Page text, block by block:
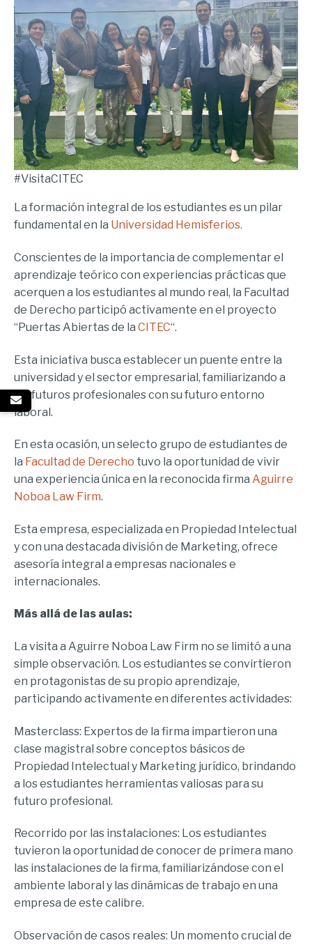
#VisitaCITEC
La formación integral de los estudiantes es un pilar
fundamental en la Universidad Hemisferios.
Conscientes de la importancia de complementar el
aprendizaje teórico con experiencias prácticas que
acerquen a los estudiantes al mundo real, la Facultad
de Derecho participó activamente en el proyecto
“Puertas Abiertas de la CITEC“.
Esta iniciativa busca establecer un puente entre la
universidad y el sector empresarial, familiarizando a
los futuros profesionales con su futuro entorno
laboral.
En esta ocasión, un selecto grupo de estudiantes de
la Facultad de Derecho tuvo la oportunidad de vivir
una experiencia única en la reconocida firma Aguirre
Noboa Law Firm.
Esta empresa, especializada en Propiedad Intelectual
y con una destacada división de Marketing, ofrece
asesoría integral a empresas nacionales e
internacionales.
Más allá de las aulas:
La visita a Aguirre Noboa Law Firm no se limitó a una
simple observación. Los estudiantes se convirtieron
en protagonistas de su propio aprendizaje,
participando activamente en diferentes actividades:
Masterclass: Expertos de la firma impartieron una
clase magistral sobre conceptos básicos de
Propiedad Intelectual y Marketing jurídico, brindando
a los estudiantes herramientas valiosas para su
futuro profesional.
Recorrido por las instalaciones: Los estudiantes
tuvieron la oportunidad de conocer de primera mano
las instalaciones de la firma, familiarizándose con el
ambiente laboral y las dinámicas de trabajo en una
empresa de este calibre.
Observación de casos reales: Un momento crucial de